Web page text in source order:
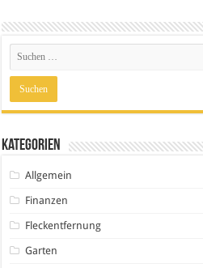
Kategorien
Allgemein
Finanzen
Fleckentfernung
Garten